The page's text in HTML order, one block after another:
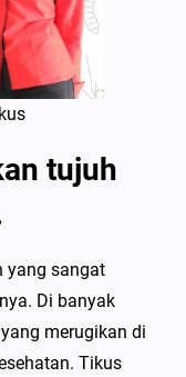
tujuh
yang sangat
Di banyak
merugikan di
Tikus